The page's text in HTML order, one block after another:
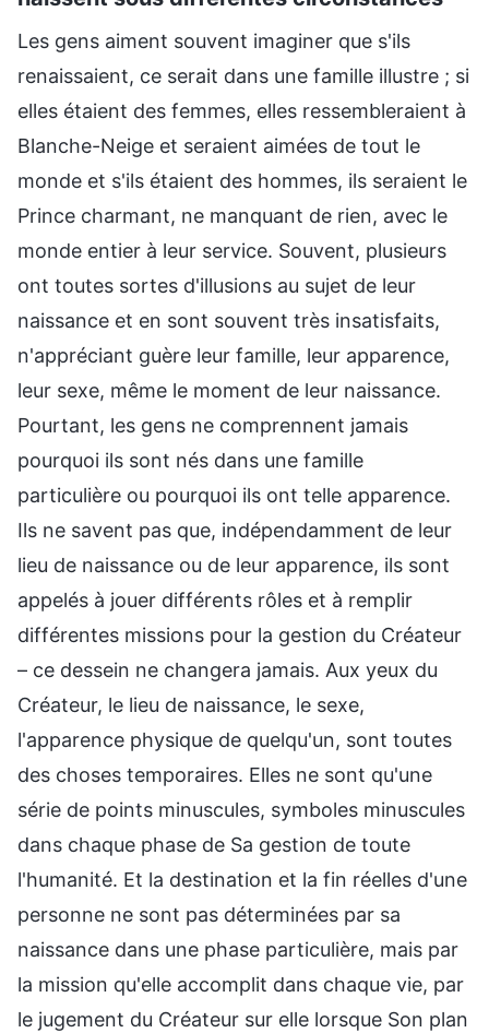
Les gens aiment souvent imaginer que s'ils
renaissaient, ce serait dans une famille illustre ; si
elles étaient des femmes, elles ressembleraient à
Blanche-Neige et seraient aimées de tout le
monde et s'ils étaient des hommes, ils seraient le
Prince charmant, ne manquant de rien, avec le
monde entier à leur service. Souvent, plusieurs
ont toutes sortes d'illusions au sujet de leur
naissance et en sont souvent très insatisfaits,
n'appréciant guère leur famille, leur apparence,
leur sexe, même le moment de leur naissance.
Pourtant, les gens ne comprennent jamais
pourquoi ils sont nés dans une famille
particulière ou pourquoi ils ont telle apparence.
Ils ne savent pas que, indépendamment de leur
lieu de naissance ou de leur apparence, ils sont
appelés à jouer différents rôles et à remplir
différentes missions pour la gestion du Créateur
– ce dessein ne changera jamais. Aux yeux du
Créateur, le lieu de naissance, le sexe,
l'apparence physique de quelqu'un, sont toutes
des choses temporaires. Elles ne sont qu'une
série de points minuscules, symboles minuscules
dans chaque phase de Sa gestion de toute
l'humanité. Et la destination et la fin réelles d'une
personne ne sont pas déterminées par sa
naissance dans une phase particulière, mais par
la mission qu'elle accomplit dans chaque vie, par
le jugement du Créateur sur elle lorsque Son plan